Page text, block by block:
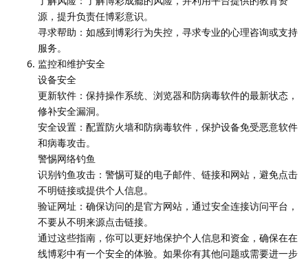
源，提升负责任博彩意识。
寻求帮助：如感到博彩行为失控，寻求专业的心理咨询或支持
服务。
监控和维护安全
设备安全
更新软件：保持操作系统、浏览器和防病毒软件的最新状态，
修补安全漏洞。
安全设置：配置防火墙和防病毒软件，保护设备免受恶意软件
和病毒攻击。
警惕网络钓鱼
识别钓鱼攻击：警惕可疑的电子邮件、链接和网站，避免点击
不明链接或提供个人信息。
验证网址：确保访问的是官方网站，通过安全连接访问平台，
不要从不明来源点击链接。
通过这些指南，你可以更好地保护个人信息和资金，确保在在
线博彩中有一个安全的体验。如果你有其他问题或需要进一步